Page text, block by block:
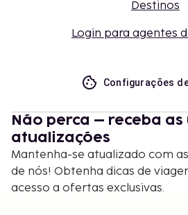
Destinos
Login para agentes
Configurações
Não perca – receba
atualizações
Mantenha-se atualizado com
de nós! Obtenha dicas de
acesso a ofertas exclusivas.